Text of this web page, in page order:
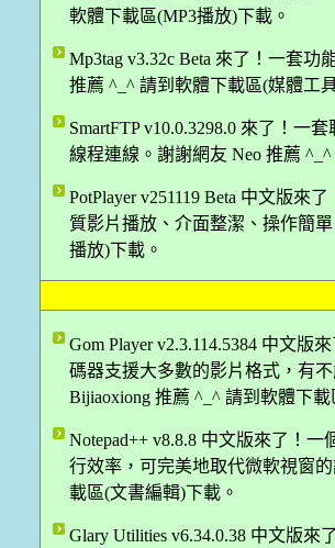
軟體下載區(MP3播放)下載。
Mp3tag v3.32c Beta 來了！一套
推薦 ^_^ 請到軟體下載區(媒體工
SmartFTP v10.0.3298.0 來了！一
線程連線。謝謝網友 Neo 推薦
PotPlayer v251119 Beta 中文版來
質影片播放、介面整潔、操作簡
播放)下載。
Gom Player v2.3.114.5384 中文
碼器支援大多數的影片格式，有
Bijiaoxiong 推薦 ^_^ 請到軟體下
Notepad++ v8.8.8 中文版來了！
行效率，可完美地取代微軟視窗
載區(文書編輯)下載。
Glary Utilities v6.34.0.38 中文版